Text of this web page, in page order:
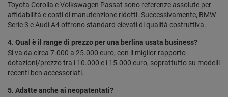
Toyota Corolla e Volkswagen Passat sono referenze assolute per
affidabilità e costi di manutenzione ridotti. Successivamente, BMW
Serie 3 e Audi A4 offrono standard elevati di qualità costruttiva.
4. Qual è il range di prezzo per una berlina usata business?
Si va da circa 7.000 a 25.000 euro, con il miglior rapporto
dotazioni/prezzo tra i 10.000 e i 15.000 euro, soprattutto su modelli
recenti ben accessoriati.
5. Adatte anche ai neopatentati?